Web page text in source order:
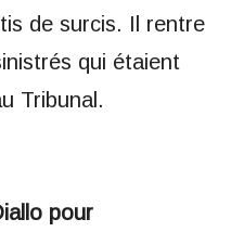
de surcis. Il rentre
qui étaient
Tribunal.
pour